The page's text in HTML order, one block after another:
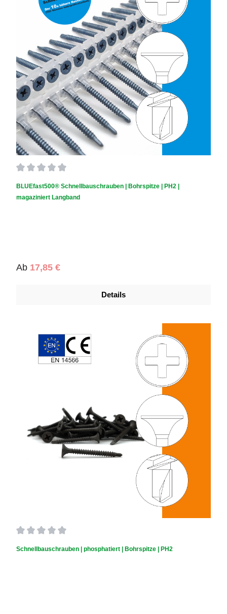
BLUEfast500® Schnellbauschrauben | Bohrspitze | PH2 |
magaziniert Langband
Regulärer Preis:
Ab 17,85 €
Details
Schnellbauschrauben | phosphatiert | Bohrspitze | PH2